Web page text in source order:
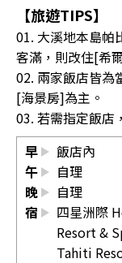
【旅遊TIPS】
01. 大溪地本島帕
客滿，則改住[希
02. 兩家飯店皆為
[海景房]為主。
03. 若需指定飯店
早
飯店內
午
自理
晚
自理
宿
四星洲際
Resort &
Tahiti